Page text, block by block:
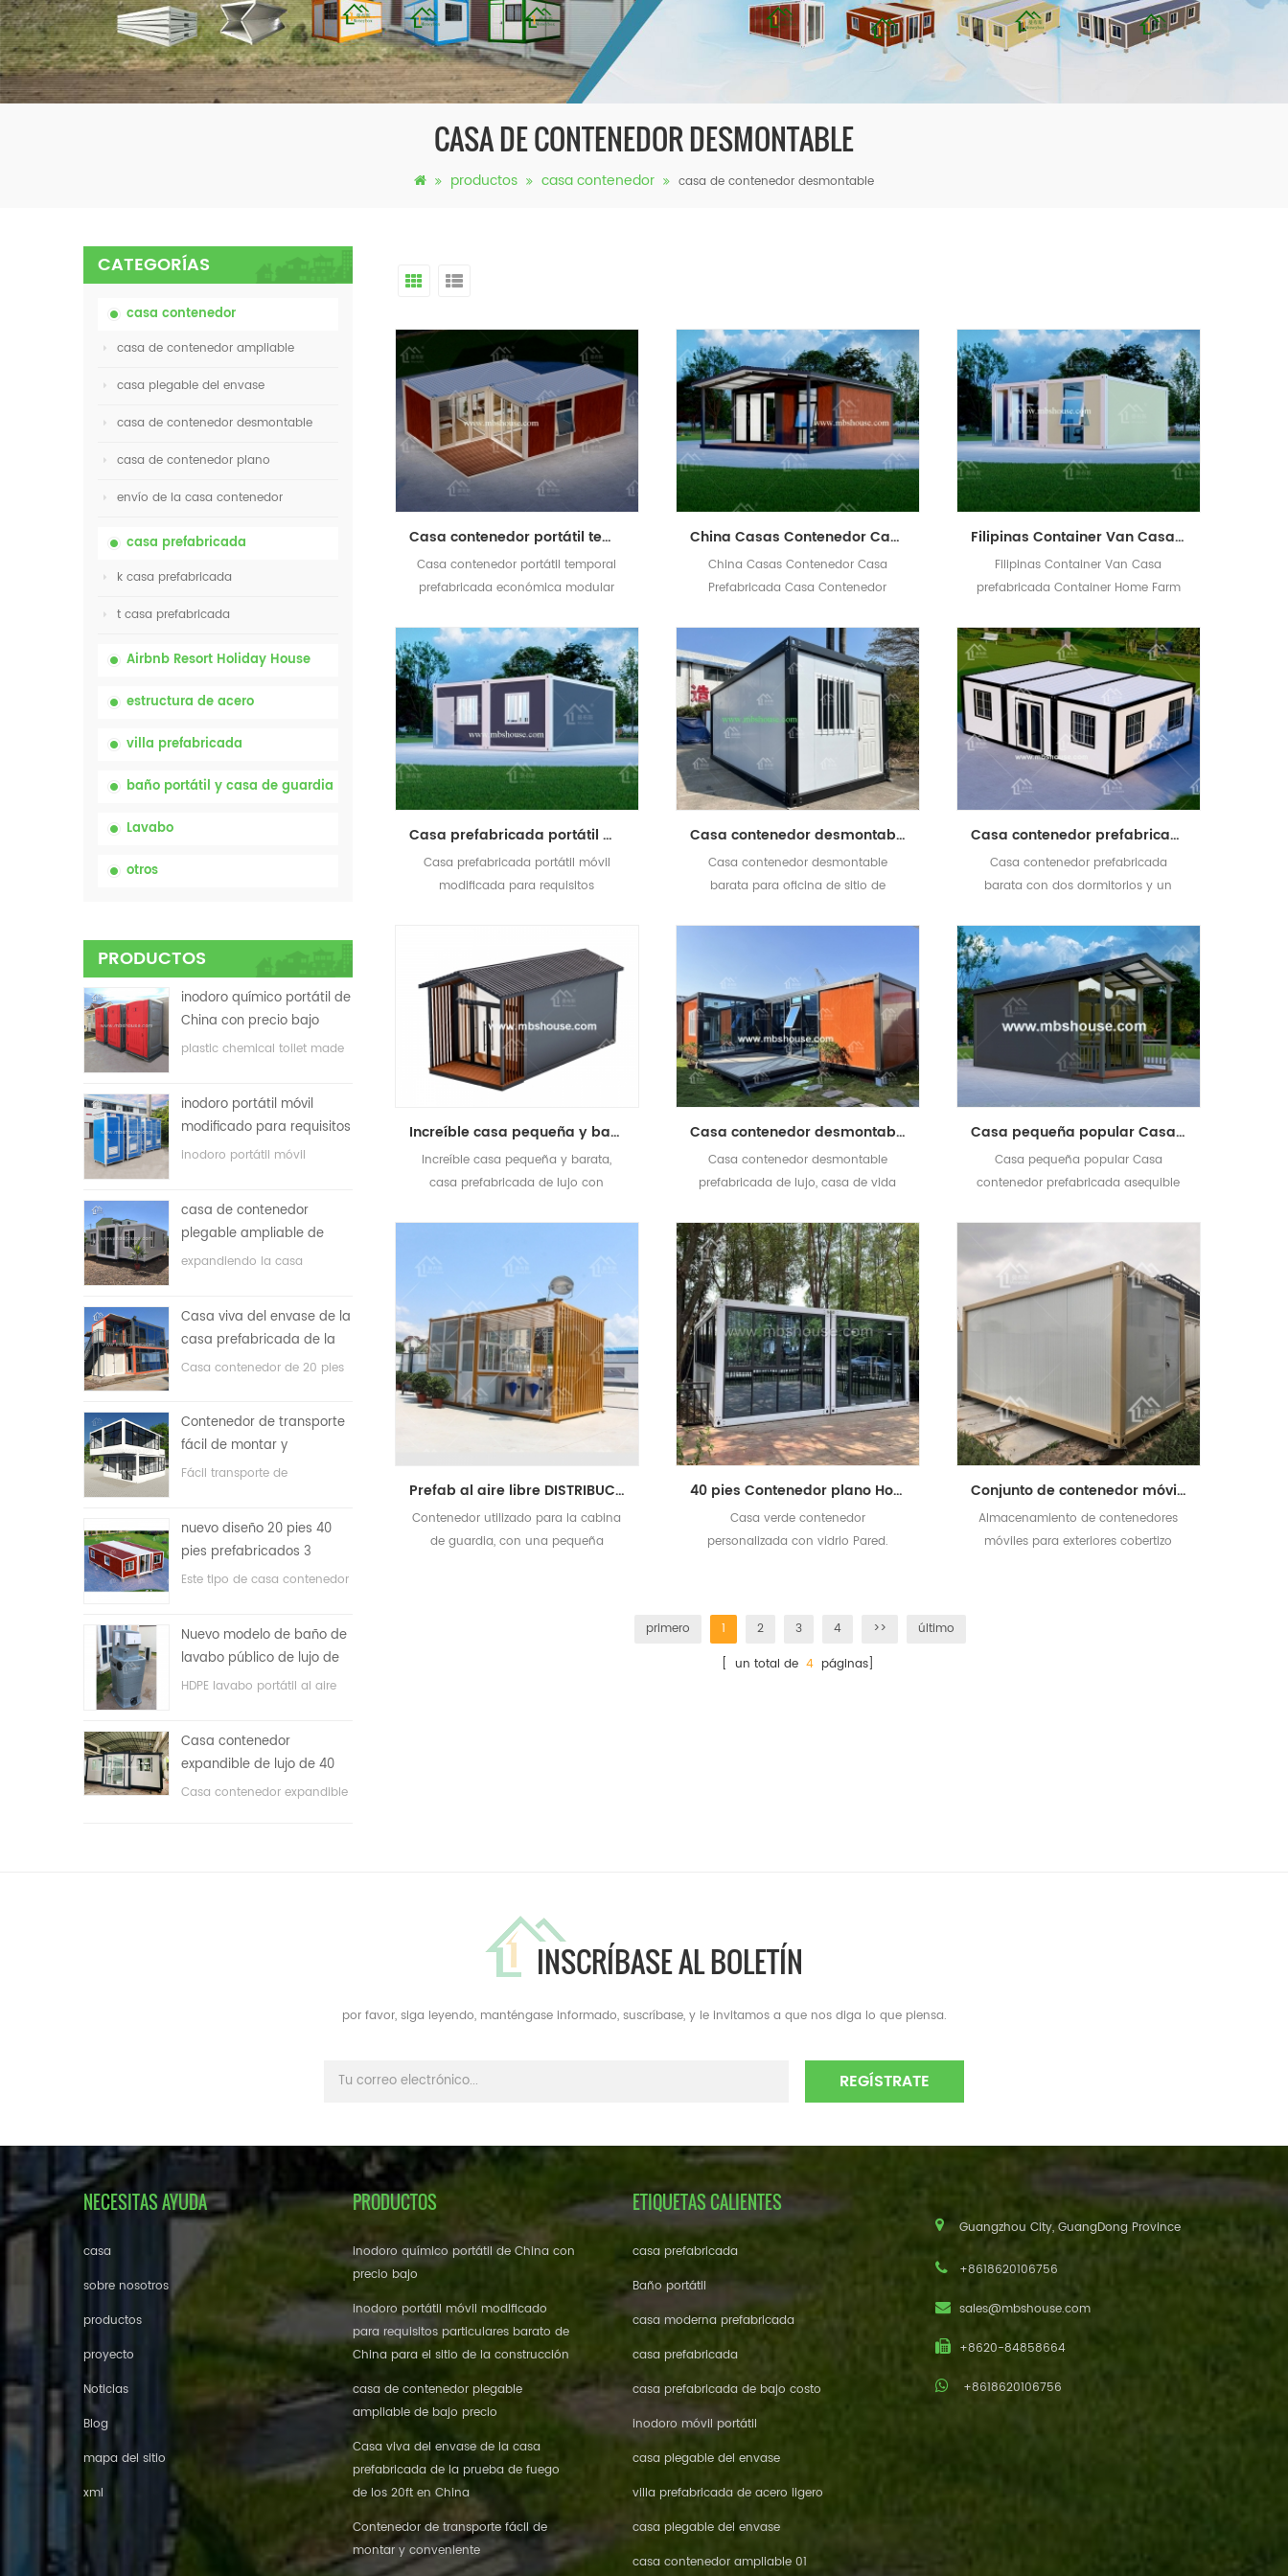
CASA DE CONTENEDOR DESMONTABLE
productos casa contenedor casa de contenedor desmontable
CATEGORÍAS
casa contenedor
casa de contenedor ampliable
casa plegable del envase
casa de contenedor desmontable
casa de contenedor plano
envío de la casa contenedor
casa prefabricada
k casa prefabricada
t casa prefabricada
Airbnb Resort Holiday House
estructura de acero
villa prefabricada
baño portátil y casa de guardia
Lavabo
otros
PRODUCTOS
inodoro químico portátil de
China con precio bajo
plastic chemical toilet made
inodoro portátil móvil
modificado para requisitos
particulares barato de
inodoro portátil móvil
casa de contenedor
plegable ampliable de
bajo precio
expandiendo la casa
Casa viva del envase de la
casa prefabricada de la
prueba de fuego de los
Casa contenedor de 20 pies
Contenedor de transporte
fácil de montar y
conveniente
Fácil transporte de
nuevo diseño 20 pies 40
pies prefabricados 3
dormitorios pequeña casa
Este tipo de casa contenedor
dormitorios, un baño y con
sistema eléctrico.
Nuevo modelo de baño de
lavabo público de lujo de
plástico HDPE de doble
HDPE lavabo portátil al aire
Casa contenedor
expandible de lujo de 40
pies con tres dormitorios
Casa contenedor expandible
Casa contenedor portátil temporal prefabricada económica modular
Casa contenedor portátil temporal
prefabricada económica modular
China Casas Contenedor Casa Prefabricada Casa Contenedor
China Casas Contenedor Casa
Prefabricada Casa Contenedor
Filipinas Container Van Casa prefabricada Container Home Farm House
Filipinas Container Van Casa
prefabricada Container Home Farm
Casa prefabricada portátil móvil modificada para requisitos particulares del envase de la casa prefabricada del hogar de Van del envase
Casa prefabricada portátil móvil
modificada para requisitos
envase
Casa contenedor desmontable barata para oficina de sitio de construcción o dormitorio de trabajadores
Casa contenedor desmontable
barata para oficina de sitio de
trabajadores
Casa contenedor prefabricada barata con dos dormitorios y un baño
Casa contenedor prefabricada
barata con dos dormitorios y un
Increíble casa pequeña y barata, casa prefabricada de lujo con estructura en forma de A
Increíble casa pequeña y barata,
casa prefabricada de lujo con
Casa contenedor desmontable prefabricada de lujo, casa de vida barata de Airbnb
Casa contenedor desmontable
prefabricada de lujo, casa de vida
Casa pequeña popular Casa contenedor prefabricada asequible
Casa pequeña popular Casa
contenedor prefabricada asequible
Prefab al aire libre DISTRIBUCION MÓVIL HABITACIÓN CAMBIO DE GUARDIAL
Contenedor utilizado para la cabina
de guardia, con una pequeña
40 pies Contenedor plano Hogar Cabaña Jardín Casa Verde
Casa verde contenedor
personalizada con vidrio Pared.
Conjunto de contenedor móvil al aire libre Diseño de cobertizo de almacenamiento
Almacenamiento de contenedores
móviles para exteriores cobertizo
primero 1 2 3 4 >>
último
[ un total de 4páginas]
INSCRÍBASE AL BOLETÍN
por favor, siga leyendo, manténgase informado, suscríbase, y le invitamos a que nos diga lo que piensa.
NECESITAS AYUDA
casa
sobre nosotros
productos
proyecto
Noticias
Blog
mapa del sitio
xml
PRODUCTOS
inodoro químico portátil de China con
precio bajo
inodoro portátil móvil modificado
para requisitos particulares barato de
China para el sitio de la construcción
casa de contenedor plegable
ampliable de bajo precio
Casa viva del envase de la casa
prefabricada de la prueba de fuego
de los 20ft en China
Contenedor de transporte fácil de
montar y conveniente
ETIQUETAS CALIENTES
casa prefabricada
Baño portátil
casa moderna prefabricada
casa prefabricada
casa prefabricada de bajo costo
inodoro móvil portátil
casa plegable del envase
villa prefabricada de acero ligero
casa plegable del envase
casa contenedor ampliable 01
Guangzhou City, GuangDong Province
+8618620106756
sales@mbshouse.com
+8620-84858664
+8618620106756
mbshou